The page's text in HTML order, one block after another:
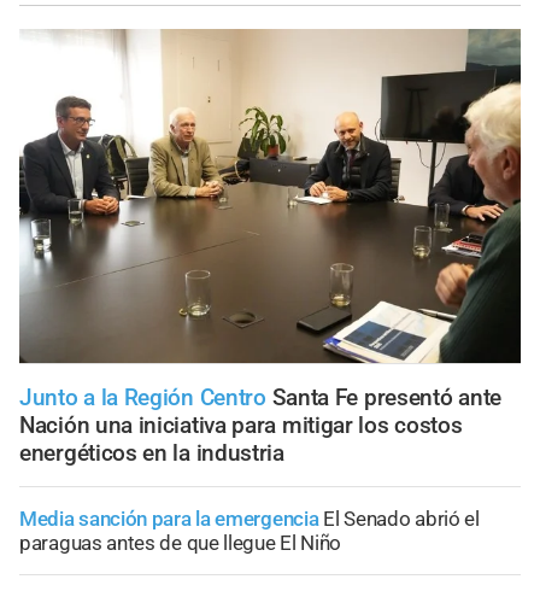
Junto a la Región Centro Santa Fe presentó ante
Nación una iniciativa para mitigar los costos
energéticos en la industria
Media sanción para la emergencia El Senado abrió el
paraguas antes de que llegue El Niño